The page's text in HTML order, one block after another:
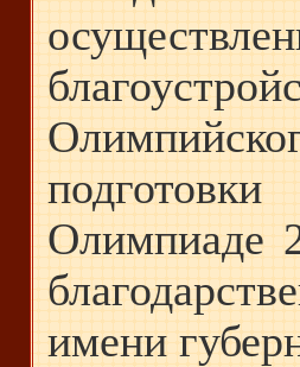
Олимпиаде
имени